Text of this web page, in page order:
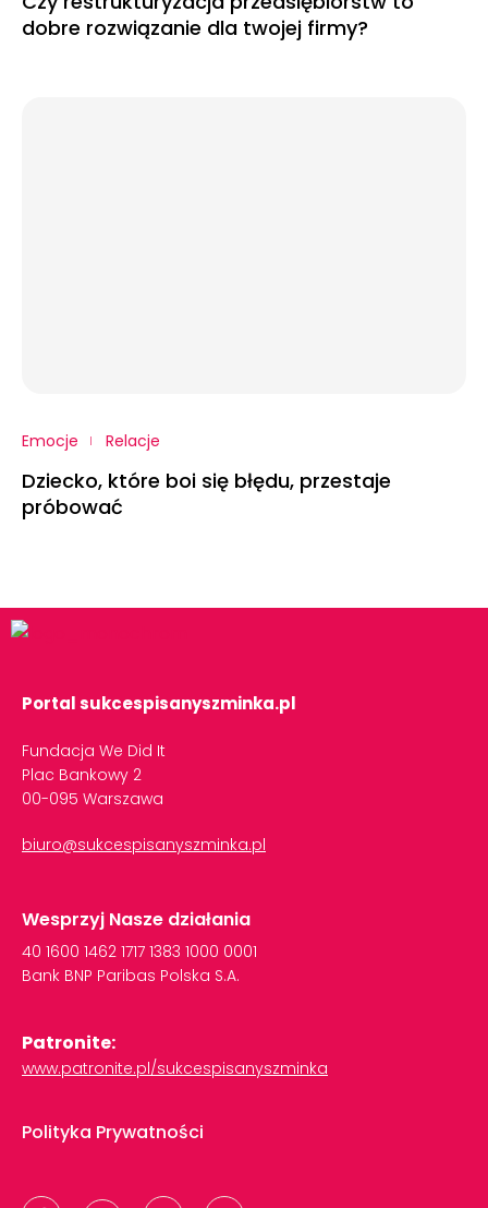
dobre rozwiązanie dla twojej firmy?
Emocje Relacje
Dziecko, które boi się błędu, przestaje
próbować
Portal sukcespisanyszminka.pl
Fundacja We Did It
Plac Bankowy 2
00-095 Warszawa
biuro@sukcespisanyszminka.pl
Wesprzyj Nasze działania
40 1600 1462 1717 1383 1000 0001
Bank BNP Paribas Polska S.A.
Patronite:
www.patronite.pl/sukcespisanyszminka
Polityka Prywatności